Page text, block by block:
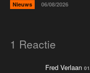
Nieuws 06/08/2026
1 Reactie
Fred Verlaan